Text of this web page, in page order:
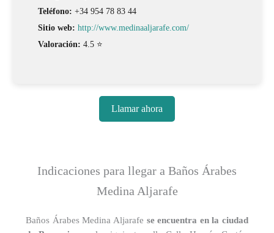
Teléfono: +34 954 78 83 44
Sitio web: http://www.medinaaljarafe.com/
Valoración: 4.5 ⭐
Llamar ahora
Indicaciones para llegar a Baños Árabes
Medina Aljarafe
Baños Árabes Medina Aljarafe se encuentra en la ciudad